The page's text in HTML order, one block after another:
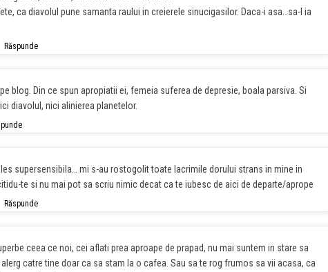
ca diavolul pune samanta raului in creierele sinucigasilor. Daca-i asa…sa-l ia
Răspunde
blog. Din ce spun apropiatii ei, femeia suferea de depresie, boala parsiva. Si
diavolul, nici alinierea planetelor.
supersensibila… mi s-au rostogolit toate lacrimile dorului strans in mine in
te si nu mai pot sa scriu nimic decat ca te iubesc de aici de departe/aprope
Răspunde
ceea ce noi, cei aflati prea aproape de prapad, nu mai suntem in stare sa
catre tine doar ca sa stam la o cafea. Sau sa te rog frumos sa vii acasa, ca